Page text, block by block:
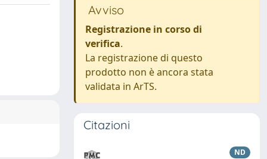
Avviso
Registrazione in corso di
verifica.
La registrazione di questo
prodotto non è ancora stata
validata in ArTS.
Citazioni
ND